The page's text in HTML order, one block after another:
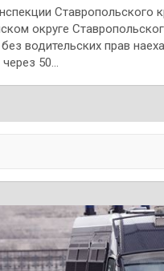
Ставропольского
округе
водительских прав
50…